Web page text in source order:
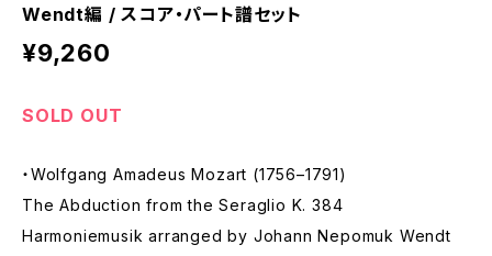
Wendt編 / スコア・パート譜セット
¥9,260
SOLD OUT
・Wolfgang Amadeus Mozart (1756–1791)
The Abduction from the Seraglio K. 384
Harmoniemusik arranged by Johann Nepomuk Wendt